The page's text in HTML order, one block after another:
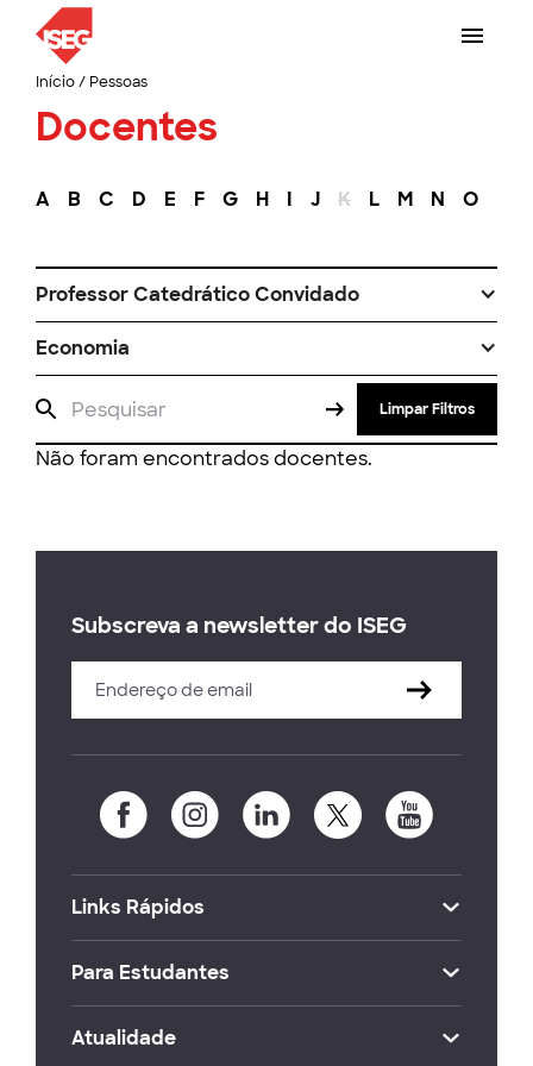
Início/ Pessoas
Docentes
A B C D E F G H I J K L M N O
Professor Catedrático Convidado
Economia
Limpar Filtros
Não foram encontrados docentes.
Subscreva a newsletter do ISEG
Links Rápidos
Para Estudantes
Atualidade